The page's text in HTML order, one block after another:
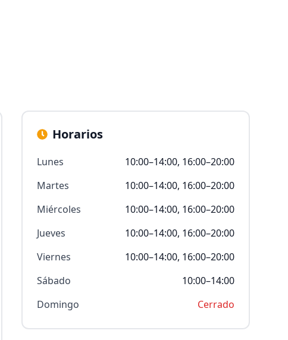
Horarios
Lunes
10:00–14:00, 16:00–20:00
Martes
10:00–14:00, 16:00–20:00
Miércoles
10:00–14:00, 16:00–20:00
Jueves
10:00–14:00, 16:00–20:00
Viernes
10:00–14:00, 16:00–20:00
Sábado
10:00–14:00
Domingo
Cerrado